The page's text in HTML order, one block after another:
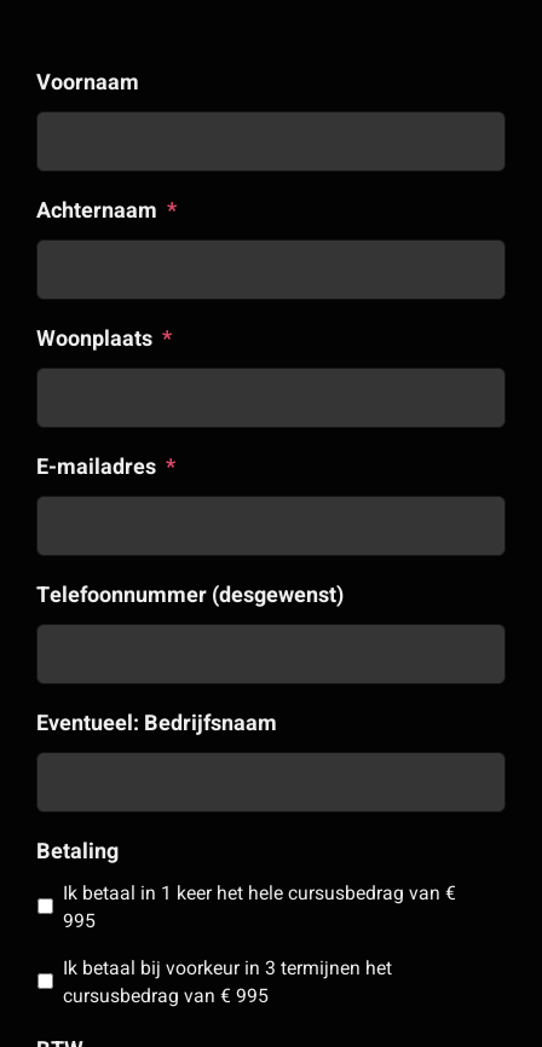
Voornaam
Achternaam *
Woonplaats *
E-mailadres *
Telefoonnummer (desgewenst)
Eventueel: Bedrijfsnaam
Betaling
Ik betaal in 1 keer het hele cursusbedrag van €
995
Ik betaal bij voorkeur in 3 termijnen het
cursusbedrag van € 995